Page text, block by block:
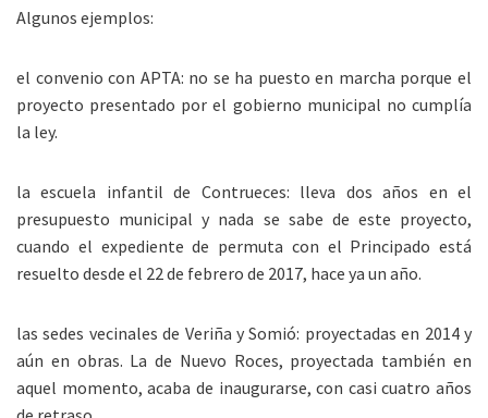
Algunos ejemplos:
el convenio con APTA: no se ha puesto en marcha porque el
proyecto presentado por el gobierno municipal no cumplía
la ley.
la escuela infantil de Contrueces: lleva dos años en el
presupuesto municipal y nada se sabe de este proyecto,
cuando el expediente de permuta con el Principado está
resuelto desde el 22 de febrero de 2017, hace ya un año.
las sedes vecinales de Veriña y Somió: proyectadas en 2014 y
aún en obras. La de Nuevo Roces, proyectada también en
aquel momento, acaba de inaugurarse, con casi cuatro años